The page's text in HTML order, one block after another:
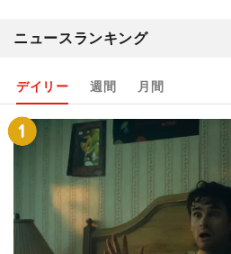
ニュースランキング
デイリー 週間 月間